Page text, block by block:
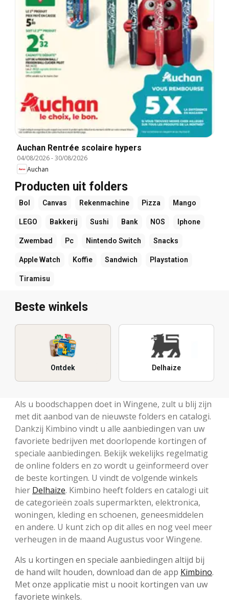
Auchan Rentrée scolaire hypers
04/08/2026-30/08/2026
Auchan
Producten uit folders
Bol Canvas Rekenmachine Pizza Mango
LEGO Bakkerij Sushi Bank NOS Iphone
Zwembad Pc Nintendo Switch Snacks
Apple Watch Koffie Sandwich Playstation
Tiramisu
Beste winkels
Ontdek Delhaize
Als u boodschappen doet in Wingene, zult u blij zijn
met dit aanbod van de nieuwste folders en catalogi.
Dankzij Kimbino vindt u alle aanbiedingen van uw
favoriete bedrijven met doorlopende kortingen of
speciale aanbiedingen. Bekijk wekelijks regelmatig
de online folders en zo wordt u geïnformeerd over
de beste kortingen. U vindt de volgende winkels
hier Delhaize. Kimbino heeft folders en catalogi uit
de categorieën zoals supermarkten, elektronica,
woningen, kleding en schoenen, geneesmiddelen
en andere. U kunt zich op dit alles en nog veel meer
verheugen in de maand Augustus voor Wingene.
Als u kortingen en speciale aanbiedingen altijd bij
de hand wilt houden, download dan de app Kimbino.
Met onze applicatie mist u nooit kortingen van uw
favoriete winkels.